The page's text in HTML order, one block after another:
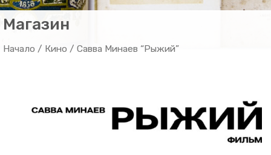
Магазин
Начало / Кино / Савва Минаев “Рыжий”